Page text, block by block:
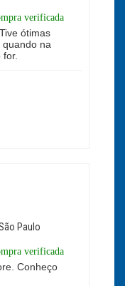
verificada
ótimas
na
Paulo
verificada
Conheço